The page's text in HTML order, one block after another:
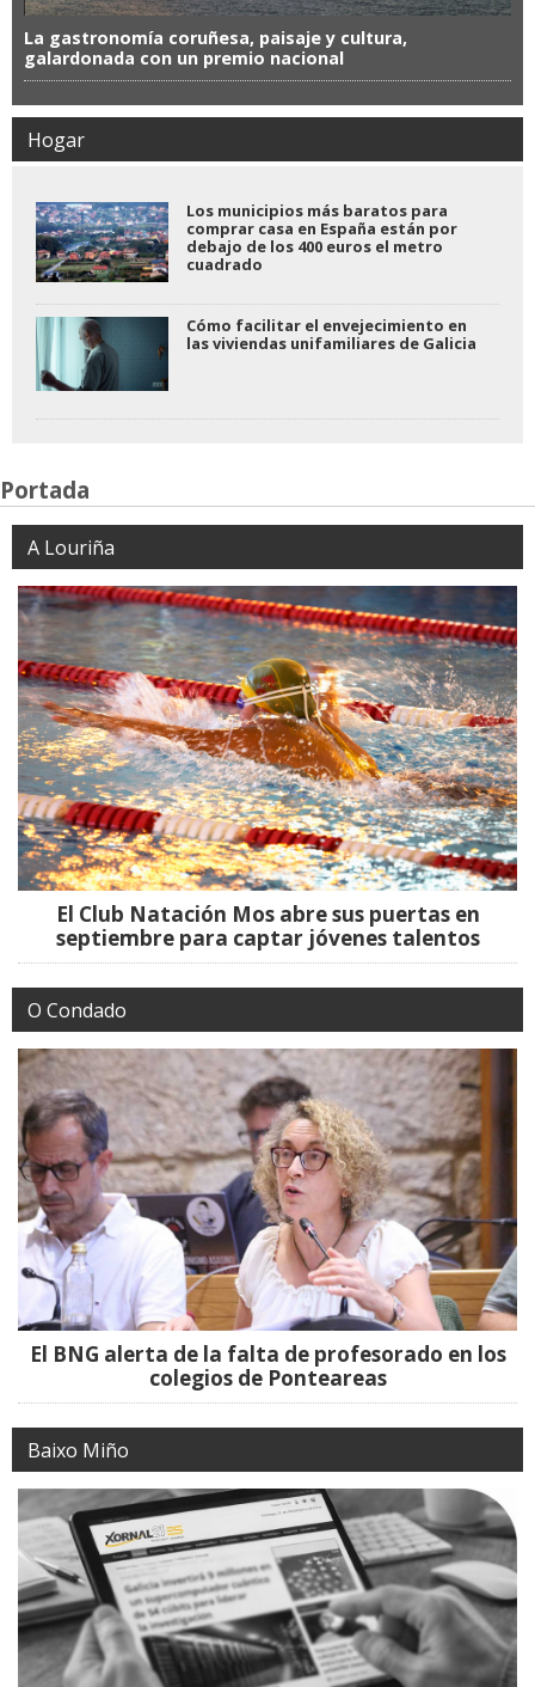
La gastronomía coruñesa, paisaje y cultura,
galardonada con un premio nacional
Hogar
Los municipios más baratos para
comprar casa en España están por
debajo de los 400 euros el metro
cuadrado
Cómo facilitar el envejecimiento en
las viviendas unifamiliares de Galicia
Portada
A Louriña
El Club Natación Mos abre sus puertas en
septiembre para captar jóvenes talentos
O Condado
El BNG alerta de la falta de profesorado en los
colegios de Ponteareas
Baixo Miño